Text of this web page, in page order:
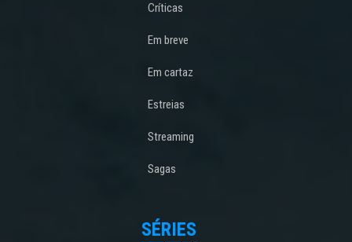
Críticas
Em breve
Em cartaz
Estreias
Streaming
Sagas
SÉRIES